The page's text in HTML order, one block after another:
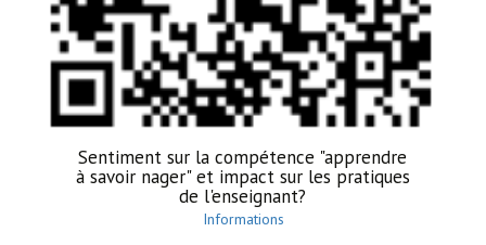
Sentiment sur la compétence "apprendre
à savoir nager" et impact sur les pratiques
de l'enseignant?
Informations